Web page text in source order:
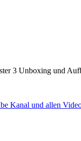
3 Unboxing und
Kanal und allen